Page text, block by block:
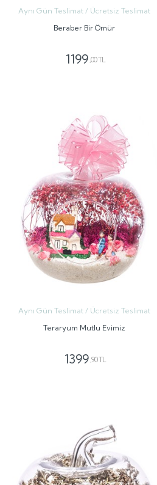
Aynı Gün Teslimat / Ücretsiz Teslimat
Beraber Bir Ömür
1199 ,00 TL
Aynı Gün Teslimat / Ücretsiz Teslimat
Teraryum Mutlu Evimiz
1399 ,90 TL